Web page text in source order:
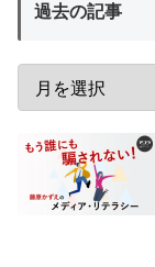
過去の記事